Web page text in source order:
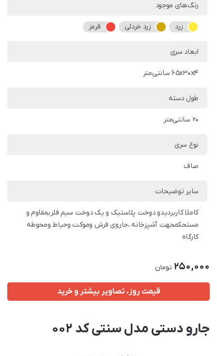
رنگ‌های موجود
زرد زرد خردلی قرمز
ابعاد سری
65x30x4 سانتی‌متر
طول دسته
20 سانتی‌متر
نوع سری
صاف
سایر توضیحات
کاملا کاربردیدو دوخت پلاستیک و یک دوخت سیم فلزیمقاوم و
مستحکمجهت آشپزخانه ،جاروی فرش وموکت وحیاط ومحوطه
کارگاه
250,000 تومان
قیمت روز، تصاویر بیشتر و خرید
جارو دستی مدل سنتی کد 002